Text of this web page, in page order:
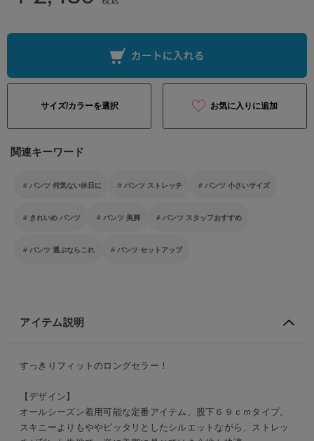
サイズ/カラーを選択 お気に入りに追加
関連キーワード
パンツ 何気ない休日に パンツ ストレッチ パンツ 小さいサイズ
きれいめ パンツ パンツ 美脚 パンツ スタッフおすすめ
パンツ 選ぶならこれ パンツ セットアップ
アイテム説明
すっきりフィットのロングセラー！
【デザイン】
オールシーズン着用可能な定番アイテム、股下６９ｃｍタイプ。
スキニーよりもややピッタリとしたシルエットながら、ストレッ